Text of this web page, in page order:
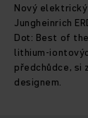
Nový
Jungheinrich
Dot: Best of
lithium-
předchůdce, si
designem.